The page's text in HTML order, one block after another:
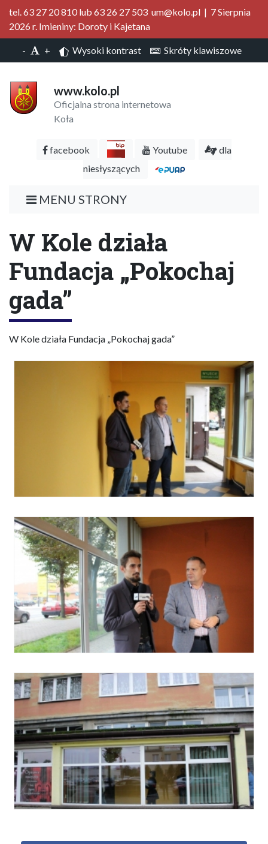
tel. 63 27 20 810 lub 63 26 27 503 um@kolo.pl | 7 Sierpnia
2026 r. Imieniny: Doroty i Kajetana
- + Wysoki kontrast Skróty klawiszowe
www.kolo.pl
Oficjalna strona internetowa
Koła
facebook Youtube
dla
niesłyszących
MENU STRONY
W Kole działa
Fundacja „Pokochaj
gada”
W Kole działa Fundacja „Pokochaj gada”